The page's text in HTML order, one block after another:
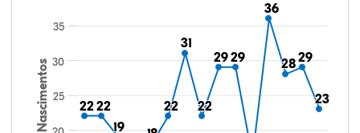
Nascimentos 22
2222
22
19
19
22
22
31
31
22
22
29
2929
29
36
36
28
2829
29
23
23
25
30
35